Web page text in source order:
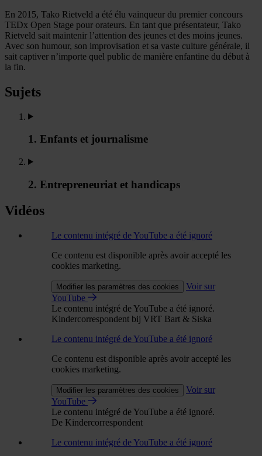
En 2015, Tako Rietveld a été élu vainqueur du premier concours
TEDx Open Stage pour orateurs. En tant que présentateur, Tako
Rietveld sait maintenir l’attention des jeunes et des moins jeunes.
Avec son humour, son improvisation et sa vaste culture générale, il
sait captiver n’importe quel public de manière enfantine du début à
la fin.
Sujets
1. Enfants et journalisme
2. Entrepreneuriat et handicaps
Vidéos
Le contenu intégré de YouTube a été ignoré
Ce contenu est disponible après avoir accepté les
cookies marketing.
Modifier les paramètres des cookies
Voir sur
YouTube
Le contenu intégré de YouTube a été ignoré.
Kindercorrespondent bij VRT Bart & Siska
Le contenu intégré de YouTube a été ignoré
Ce contenu est disponible après avoir accepté les
cookies marketing.
Modifier les paramètres des cookies
Voir sur
YouTube
Le contenu intégré de YouTube a été ignoré.
De Kindercorrespondent
Le contenu intégré de YouTube a été ignoré